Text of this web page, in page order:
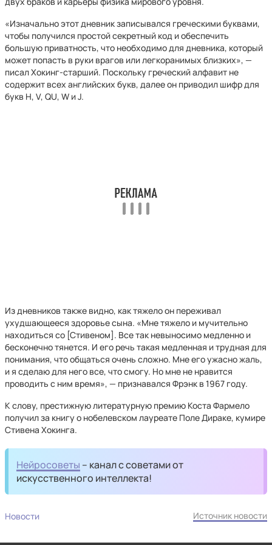
«Изначально этот дневник записывался греческими буквами,
чтобы получился простой секретный код и обеспечить
большую приватность, что необходимо для дневника, который
может попасть в руки врагов или легкоранимых близких», —
писал Хокинг-старший. Поскольку греческий алфавит не
содержит всех английских букв, далее он приводил шифр для
букв H, V, QU, W и J.
Из дневников также видно, как тяжело он переживал
ухудшающееся здоровье сына. «Мне тяжело и мучительно
находиться со [Стивеном]. Все так невыносимо медленно и
бесконечно тянется. И его речь такая медленная и трудная для
понимания, что общаться очень сложно. Мне его ужасно жаль,
и я сделаю для него все, что смогу. Но мне не нравится
проводить с ним время», — признавался Фрэнк в 1967 году.
К слову, престижную литературную премию Коста Фармело
получил за книгу о нобелевском лауреате Поле Дираке, кумире
Стивена Хокинга.
Нейросоветы – канал с советами от
искусственного интеллекта!
Новости Источник новости